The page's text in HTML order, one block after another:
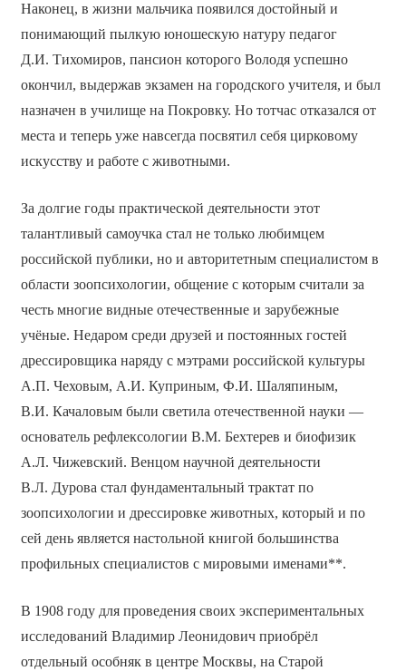
Наконец, в жизни мальчика появился достойный и
понимающий пылкую юношескую натуру педагог
Д.И. Тихомиров, пансион которого Володя успешно
окончил, выдержав экзамен на городского учителя, и был
назначен в училище на Покровку. Но тотчас отказался от
места и теперь уже навсегда посвятил себя цирковому
искусству и работе с животными.
За долгие годы практической деятельности этот
талантливый самоучка стал не только любимцем
российской публики, но и авторитетным специалистом в
области зоопсихологии, общение с которым считали за
честь многие видные отечественные и зарубежные
учёные. Недаром среди друзей и постоянных гостей
дрессировщика наряду с мэтрами российской культуры
А.П. Чеховым, А.И. Куприным, Ф.И. Шаляпиным,
В.И. Качаловым были светила отечественной науки —
основатель рефлексологии В.М. Бехтерев и биофизик
А.Л. Чижевский. Венцом научной деятельности
В.Л. Дурова стал фундаментальный трактат по
зоопсихологии и дрессировке животных, который и по
сей день является настольной книгой большинства
профильных специалистов с мировыми именами**.
В 1908 году для проведения своих экспериментальных
исследований Владимир Леонидович приобрёл
отдельный особняк в центре Москвы, на Старой